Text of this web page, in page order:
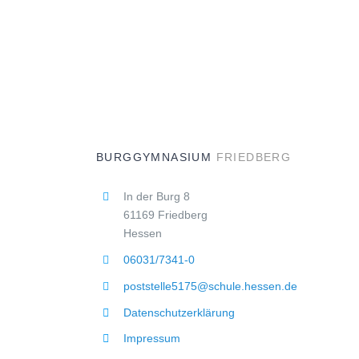
BURGGYMNASIUM FRIEDBERG
In der Burg 8
61169 Friedberg
Hessen
06031/7341-0
poststelle5175@schule.hessen.de
Datenschutzerklärung
Impressum